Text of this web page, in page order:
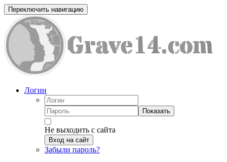
Переключить навигацию
Логин
Показать
Не выходить с сайта
Вход на сайт
Забыли пароль?